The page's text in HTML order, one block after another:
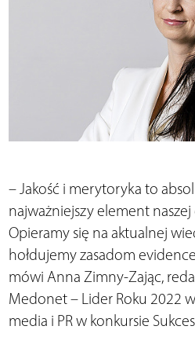
– Jakość i merytoryka to
najważniejszy element
Opieramy się na aktualnej
hołdujemy zasadom
mówi Anna Zimny-Zając,
Medonet – Lider Roku 2022
media i PR w konkursie